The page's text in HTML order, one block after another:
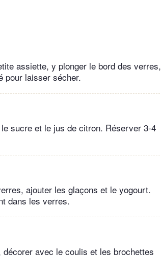
assiette, y plonger le bord des verres,
pour laisser sécher.
sucre et le jus de citron. Réserver 3-4
ajouter les glaçons et le yogourt.
dans les verres.
avec le coulis et les brochettes